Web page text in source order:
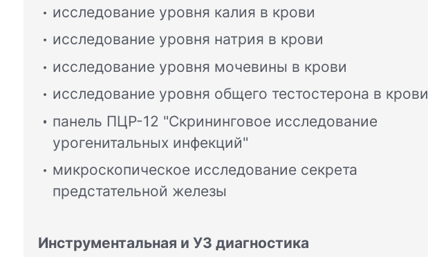
исследование уровня калия в крови
исследование уровня натрия в крови
исследование уровня мочевины в крови
исследование уровня общего тестостерона в крови
панель ПЦР-12 "Скрининговое исследование
урогенитальных инфекций"
микроскопическое исследование секрета
предстательной железы
Инструментальная и УЗ диагностика